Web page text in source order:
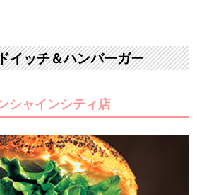
イッチ＆ハンバーガー
シャインシティ店